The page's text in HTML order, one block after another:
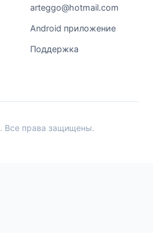
arteggo@hotmail.com
Android приложение
Поддержка
. Все права защищены.